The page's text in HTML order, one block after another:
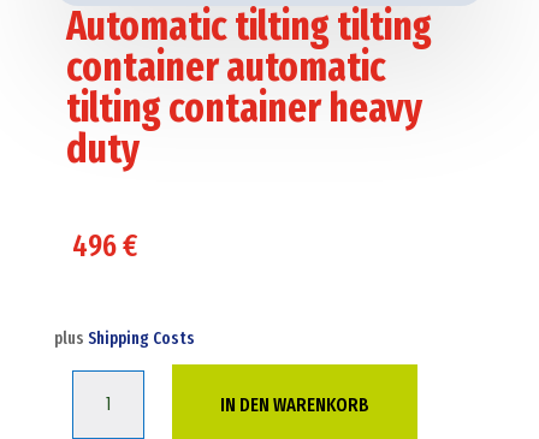
Automatic tilting tilting
container automatic
tilting container heavy
duty
496€
plus Shipping Costs
IN DEN WARENKORB